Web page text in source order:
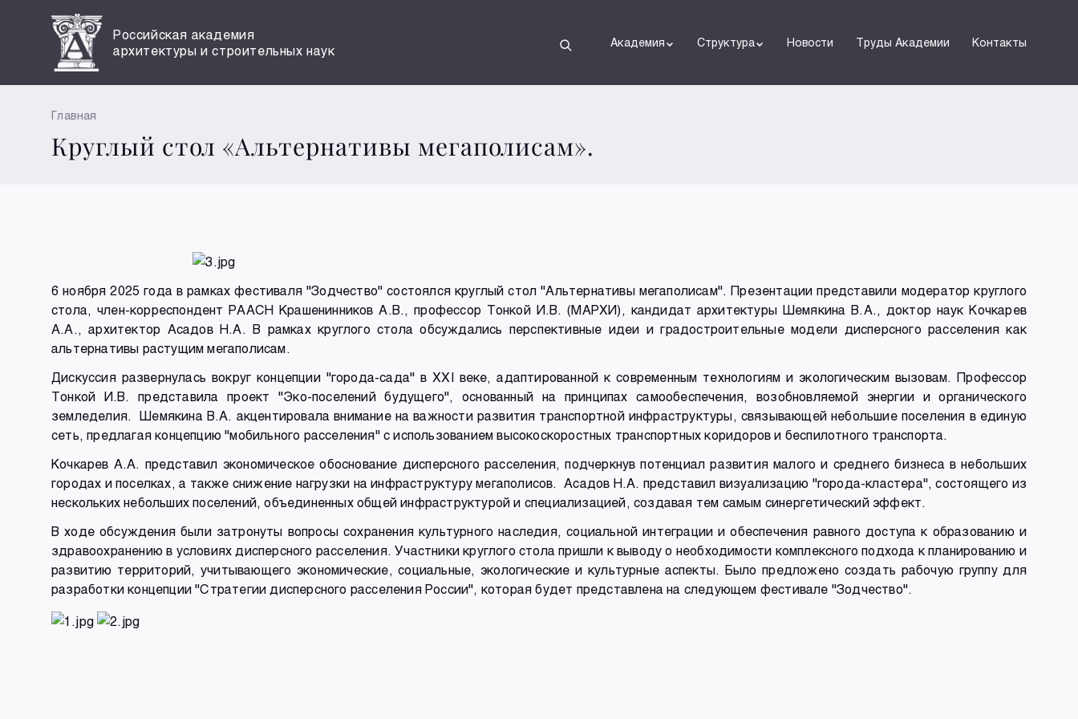
Российская академия
архитектуры и строительных наук
Академия Структура Новости Труды Академии Контакты
Главная
Круглый стол «Альтернативы мегаполисам».
6 ноября 2025 года в рамках фестиваля "Зодчество" состоялся круглый стол "Альтернативы мегаполисам". Презентации представили модератор круглого
стола, член-корреспондент РААСН Крашенинников А.В., профессор Тонкой И.В. (МАРХИ), кандидат архитектуры Шемякина В.А., доктор наук Кочкарев
А.А., архитектор Асадов Н.А. В рамках круглого стола обсуждались перспективные идеи и градостроительные модели дисперсного расселения как
альтернативы растущим мегаполисам.
Дискуссия развернулась вокруг концепции "города-сада" в XXI веке, адаптированной к современным технологиям и экологическим вызовам. Профессор
Тонкой И.В. представила проект "Эко-поселений будущего", основанный на принципах самообеспечения, возобновляемой энергии и органического
земледелия. Шемякина В.А. акцентировала внимание на важности развития транспортной инфраструктуры, связывающей небольшие поселения в единую
сеть, предлагая концепцию "мобильного расселения" с использованием высокоскоростных транспортных коридоров и беспилотного транспорта.
Кочкарев А.А. представил экономическое обоснование дисперсного расселения, подчеркнув потенциал развития малого и среднего бизнеса в небольших
городах и поселках, а также снижение нагрузки на инфраструктуру мегаполисов. Асадов Н.А. представил визуализацию "города-кластера", состоящего из
нескольких небольших поселений, объединенных общей инфраструктурой и специализацией, создавая тем самым синергетический эффект.
В ходе обсуждения были затронуты вопросы сохранения культурного наследия, социальной интеграции и обеспечения равного доступа к образованию и
здравоохранению в условиях дисперсного расселения. Участники круглого стола пришли к выводу о необходимости комплексного подхода к планированию и
развитию территорий, учитывающего экономические, социальные, экологические и культурные аспекты. Было предложено создать рабочую группу для
разработки концепции "Стратегии дисперсного расселения России", которая будет представлена на следующем фестивале "Зодчество".